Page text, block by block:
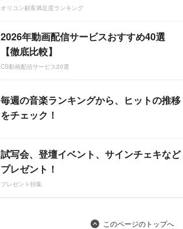
オリコン顧客満足度ランキング
2026年動画配信サービスおすすめ40選
【徹底比較】
CS動画配信サービス20選
毎週の音楽ランキングから、ヒットの推移
をチェック！
試写会、登壇イベント、サインチェキなど
プレゼント！
プレゼント特集
このページのトップへ